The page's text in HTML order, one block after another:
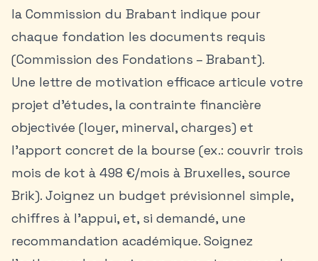
la Commission du Brabant indique pour
chaque fondation les documents requis
(Commission des Fondations – Brabant).
Une lettre de motivation efficace articule votre
projet d’études, la contrainte financière
objectivée (loyer, minerval, charges) et
l’apport concret de la bourse (ex.: couvrir trois
mois de kot à 498 €/mois à Bruxelles, source
Brik). Joignez un budget prévisionnel simple,
chiffres à l’appui, et, si demandé, une
recommandation académique. Soignez